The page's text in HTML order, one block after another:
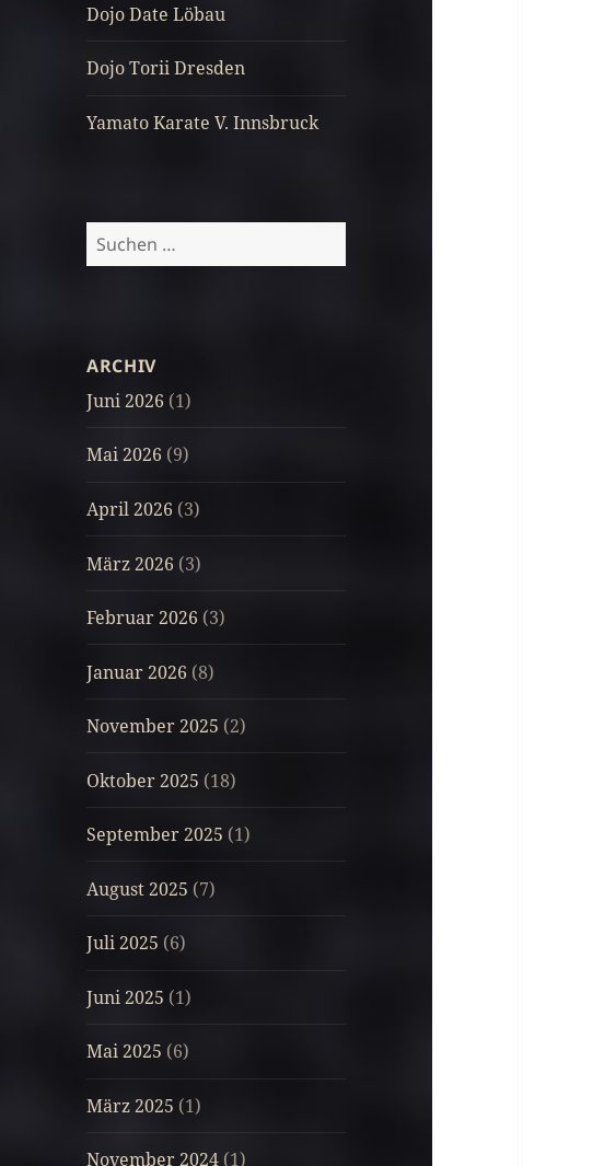
Dojo Date Löbau
Dojo Torii Dresden
Yamato Karate V. Innsbruck
Suchen
nach:
ARCHIV
Juni 2026 (1)
Mai 2026 (9)
April 2026 (3)
März 2026 (3)
Februar 2026 (3)
Januar 2026 (8)
November 2025 (2)
Oktober 2025 (18)
September 2025 (1)
August 2025 (7)
Juli 2025 (6)
Juni 2025 (1)
Mai 2025 (6)
März 2025 (1)
November 2024 (1)